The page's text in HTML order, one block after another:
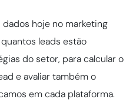
dados hoje no marketing
leads estão
do setor, para calcular o
e avaliar também o
em cada plataforma.